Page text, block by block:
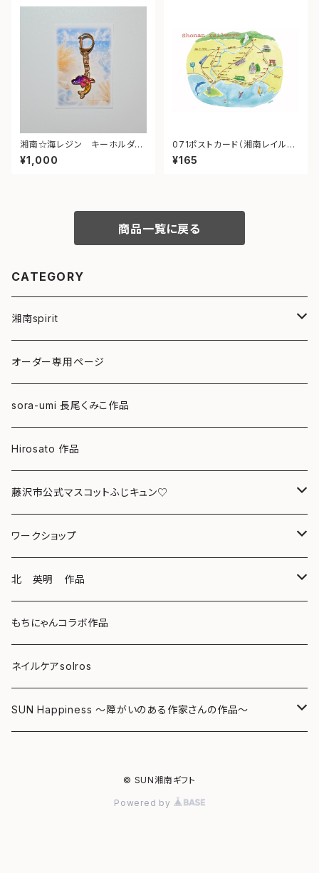
湘南☆海レジン キーホルダー
（イルカ・ゆめかわ）⑤
¥1,000
071ポストカード（湘南レイルウ
ェイ）
¥165
商品一覧に戻る
CATEGORY
湘南spirit
ポストカード
グリーティングカード
クリアファイル
マグカップ
スマホケース
キーホルダー
バッグ
Tシャツ
ミラー
オーダー専用ページ
sora-umi 長尾くみこ作品
Hirosato 作品
藤沢市公式マスコットふじキュン♡
クリアファイル
ボールペン
キーホルダー
マグネット
シール
ワークショップ
海レジンアートボード
レジンチャーム
サンキャッチャー
北 英明 作品
ポストカード
もちにゃんコラボ作品
ネイルケアsolros
SUN Happiness ～障がいのある作家さんの作品～
© SUN湘南ギフト
Powered by